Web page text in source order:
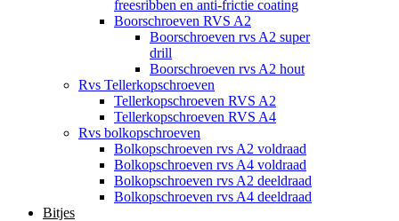
freesribben en anti-frictie coating
Boorschroeven RVS A2
Boorschroeven rvs A2 super
drill
Boorschroeven rvs A2 hout
Rvs Tellerkopschroeven
Tellerkopschroeven RVS A2
Tellerkopschroeven RVS A4
Rvs bolkopschroeven
Bolkopschroeven rvs A2 voldraad
Bolkopschroeven rvs A4 voldraad
Bolkopschroeven rvs A2 deeldraad
Bolkopschroeven rvs A4 deeldraad
Bitjes